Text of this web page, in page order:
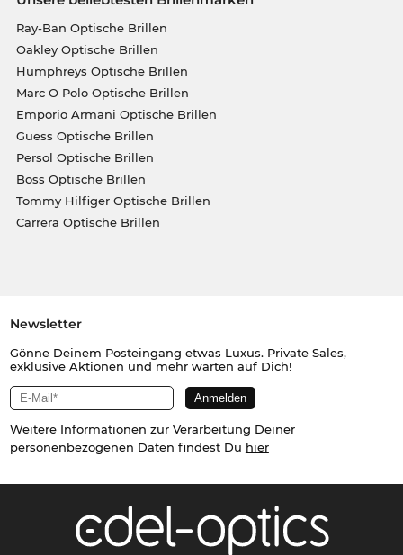
Ray-Ban Optische Brillen
Oakley Optische Brillen
Humphreys Optische Brillen
Marc O Polo Optische Brillen
Emporio Armani Optische Brillen
Guess Optische Brillen
Persol Optische Brillen
Boss Optische Brillen
Tommy Hilfiger Optische Brillen
Carrera Optische Brillen
Newsletter
Gönne Deinem Posteingang etwas Luxus. Private Sales,
exklusive Aktionen und mehr warten auf Dich!
Weitere Informationen zur Verarbeitung Deiner
personenbezogenen Daten findest Du hier